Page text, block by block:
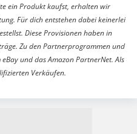
ein Produkt kaufst, erhalten wir
Für dich entstehen dabei keinerlei
Diese Provisionen haben in
Zu den Partnerprogrammen und
und das Amazon PartnerNet. Als
Verkäufen.